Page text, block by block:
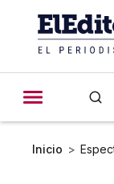
Inicio >